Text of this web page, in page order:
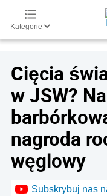
Kategorie
Cięcia
w JSW?
nagroda
węglowy
Subskrybuj nas